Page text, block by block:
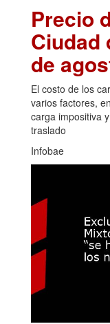
Precio
Ciudad
de
El costo de los
varios factores,
carga impositiva
traslado
Infobae